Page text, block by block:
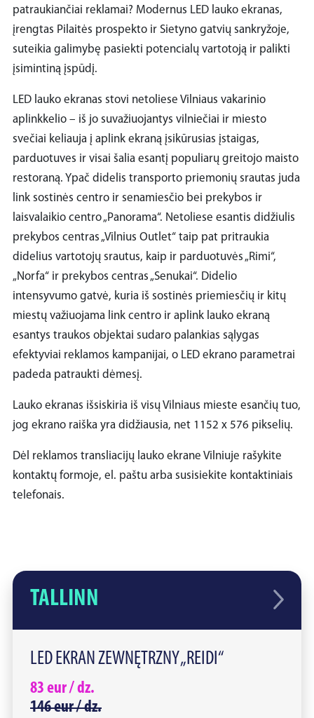
TALLINN
LED EKRAN ZEWNĘTRZNY „REIDI“
83 eur /dz.
146eur /dz.
patraukiančiai reklamai? Modernus LED lauko ekranas,
įrengtas Pilaitės prospekto ir Sietyno gatvių sankryžoje,
suteikia galimybę pasiekti potencialų vartotoją ir palikti
įsimintiną įspūdį.
LED lauko ekranas stovi netoliese Vilniaus vakarinio
aplinkkelio – iš jo suvažiuojantys vilniečiai ir miesto
svečiai keliauja į aplink ekraną įsikūrusias įstaigas,
parduotuves ir visai šalia esantį populiarų greitojo maisto
restoraną. Ypač didelis transporto priemonių srautas juda
link sostinės centro ir senamiesčio bei prekybos ir
laisvalaikio centro „Panorama“. Netoliese esantis didžiulis
prekybos centras „Vilnius Outlet“ taip pat pritraukia
didelius vartotojų srautus, kaip ir parduotuvės „Rimi“,
„Norfa“ ir prekybos centras „Senukai“. Didelio
intensyvumo gatvė, kuria iš sostinės priemiesčių ir kitų
miestų važiuojama link centro ir aplink lauko ekraną
esantys traukos objektai sudaro palankias sąlygas
efektyviai reklamos kampanijai, o LED ekrano parametrai
padeda patraukti dėmesį.
Lauko ekranas išsiskiria iš visų Vilniaus mieste esančių tuo,
jog ekrano raiška yra didžiausia, net 1152 x 576 pikselių.
Dėl reklamos transliacijų lauko ekrane Vilniuje rašykite
kontaktų formoje, el. paštu arba susisiekite kontaktiniais
telefonais.